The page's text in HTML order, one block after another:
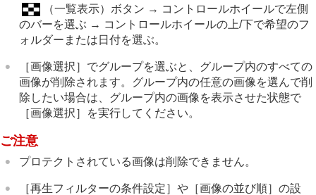
（一覧表示）ボタン → コントロールホイールで左側
のバーを選ぶ → コントロールホイールの上/下で希望のフ
ォルダーまたは日付を選ぶ。
［画像選択］ でグループを選ぶと、グループ内のすべての
画像が削除されます。グループ内の任意の画像を選んで削
除したい場合は、グループ内の画像を表示させた状態で
［画像選択］ を実行してください。
ご注意
プロテクトされている画像は削除できません。
［再生フィルターの条件設定］や ［画像の並び順］の設